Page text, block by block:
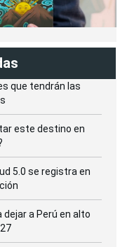
que tendrán las
este destino en
5.0 se registra en
dejar a Perú en alto